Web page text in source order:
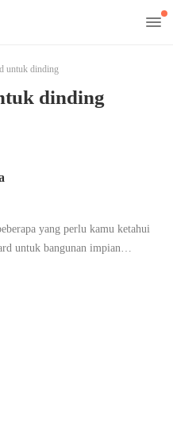
untuk dinding
dinding
yang perlu kamu ketahui
untuk bangunan impian…